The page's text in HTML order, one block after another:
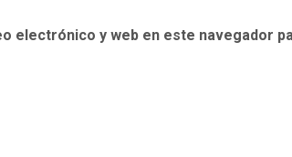
electrónico y web en este navegador